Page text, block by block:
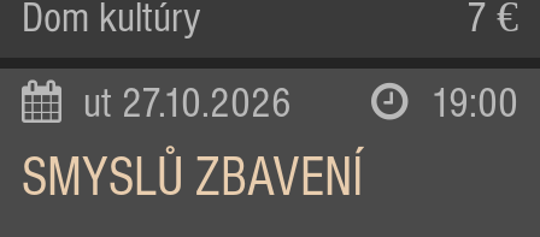
Dom kultúry 7 €
ut 27.10.2026 19:00
SMYSLŮ ZBAVENÍ